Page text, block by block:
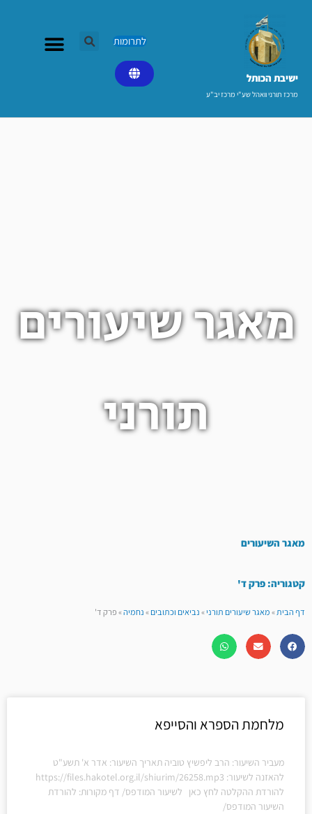
ישיבת הכותל​
מרכז תורני וואהל שע"י מרכז יב"ע
לתרומות
מאגר שיעורים
תורני
מאגר השיעורים
קטגוריה: פרק ד'
דף הבית»מאגר שיעורים תורני»נביאים וכתובים»נחמיה»פרק ד'
מלחמת הספרא והסייפא
מעביר השיעור: הרב ליפשיץ טוביה תאריך השיעור: אדר א' תשע"ט
להאזנה לשיעור: https://files.hakotel.org.il/shiurim/26258.mp3
להורדת ההקלטה לחץ כאן לשיעור המודפס/ דף מקורות: להורדת
השיעור המודפס/